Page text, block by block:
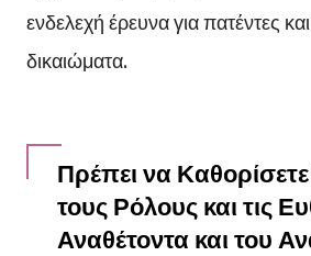
ενδελεχή έρευνα για πατέντες
δικαιώματα.
Πρέπει να
τους Ρόλους και τις
Αναθέτοντα και του